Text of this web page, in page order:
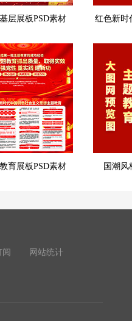
层展板PSD素材 红色新时
育展板PSD素材 国潮风
阅 网站统计